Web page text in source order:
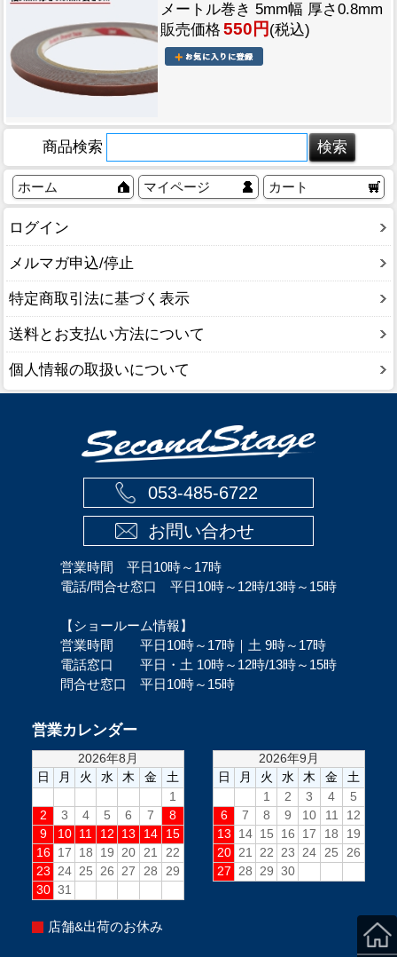
メートル巻き 5mm幅 厚さ0.8mm
販売価格 550円 (税込)
商品検索
ホーム マイページ カート
ログイン
メルマガ申込/停止
特定商取引法に基づく表示
送料とお支払い方法について
個人情報の取扱いについて
053-485-6722
お問い合わせ
営業時間 平日10時～17時
電話/問合せ窓口 平日10時～12時/13時～15時
【ショールーム情報】
営業時間 平日10時～17時｜土 9時～17時
電話窓口 平日・土 10時～12時/13時～15時
問合せ窓口 平日10時～15時
営業カレンダー
店舗&出荷のお休み